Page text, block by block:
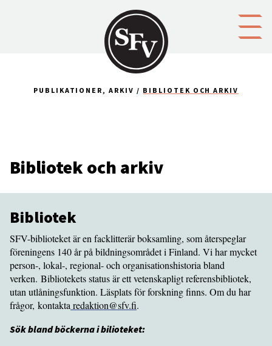
PUBLIKATIONER, ARKIV BIBLIOTEK OCH ARKIV
Bibliotek och arkiv
Bibliotek
SFV-biblioteket är en facklitterär boksamling, som återspeglar
föreningens 140 år på bildningsområdet i Finland. Vi har mycket
person-, lokal-, regional- och organisationshistoria bland
verken. Bibliotekets status är ett vetenskapligt referensbibliotek,
utan utlåningsfunktion. Läsplats för forskning finns. Om du har
frågor, kontakta redaktion@sfv.fi.
Sök bland böckerna i bilioteket: